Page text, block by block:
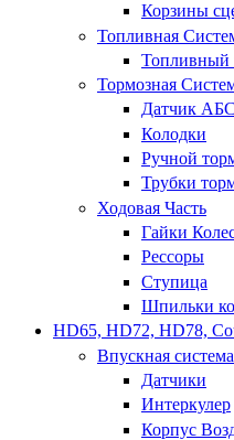
Корзины
Топливная
Топливный
Тормозная
Датчик АБС
Колодки
Ручной
Трубки
Ходовая Часть
Гайки
Рессоры
Ступица
Шпильки
HD65, HD72, HD78,
Впускная система
Датчики
Интеркулер
Корпус